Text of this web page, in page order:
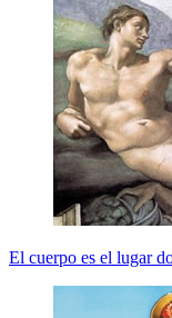
El cuerpo es el lugar